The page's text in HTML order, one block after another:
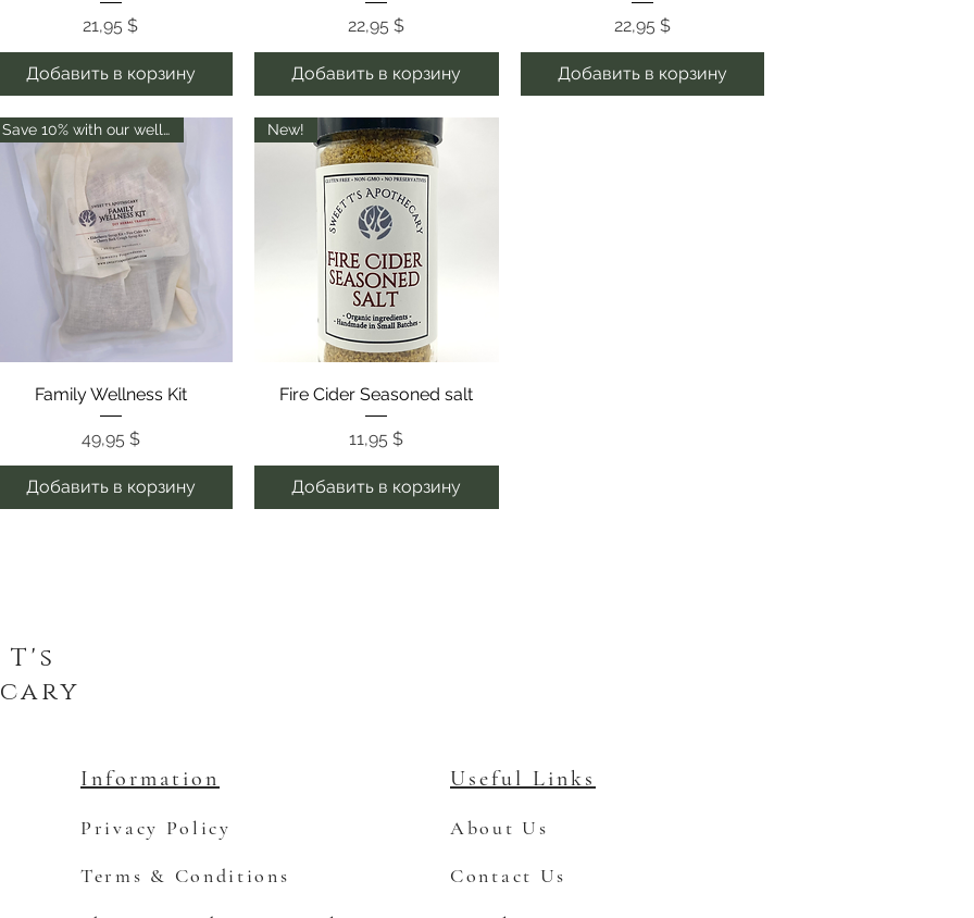
Цена
21,95 $
Добавить в корзину
Цена
22,95 $
Добавить в корзину
Цена
22,95 $
Добавить в корзину
Быстрый просмотр
Save 10% with our wellness kit
Family Wellness Kit
Цена
49,95 $
Добавить в корзину
Быстрый просмотр
New!
Fire Cider Seasoned salt
Цена
11,95 $
Добавить в корзину
T's
Information
Privacy Policy
Terms & Conditions
Useful Links
About Us
Contact Us